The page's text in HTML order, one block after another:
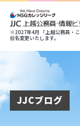
※2027年4月 「上越公務員・
校名変更いたします。
JJCブログ